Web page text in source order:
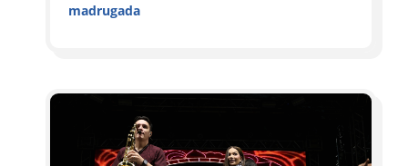
madrugada